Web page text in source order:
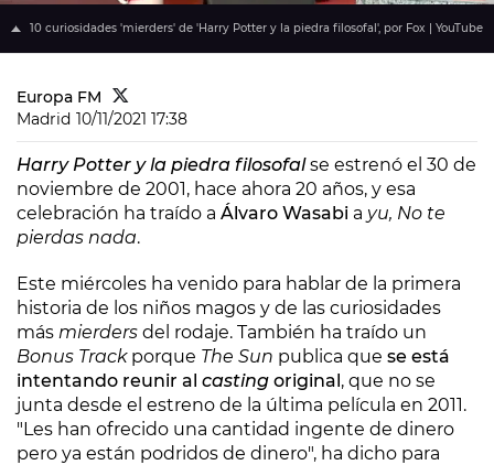
10 curiosidades 'mierders' de 'Harry Potter y la piedra filosofal', por Fox | YouTube
Europa FM
Madrid 10/11/2021 17:38
Harry Potter y la piedra filosofalse estrenó el 30 de
noviembre de 2001, hace ahora 20 años, y esa
celebración ha traído a Álvaro Wasabi a yu, No te
pierdas nada.
Este miércoles ha venido para hablar de la primera
historia de los niños magos y de las curiosidades
más mierders del rodaje. También ha traído un
Bonus Trackporque The Sun publica que se está
intentando reunir al casting original, que no se
junta desde el estreno de la última película en 2011.
"Les han ofrecido una cantidad ingente de dinero
pero ya están podridos de dinero", ha dicho para